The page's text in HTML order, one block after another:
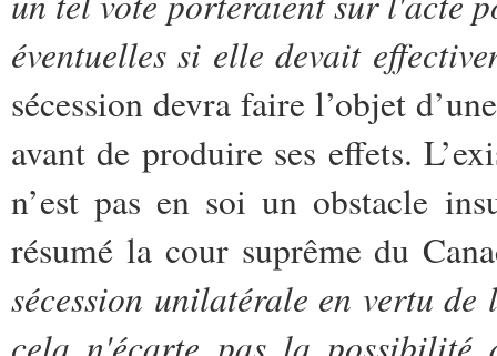
éventuelles si elle devait
sécession devra faire l’objet
avant de produire ses effets.
n’est pas en soi un obstacle
résumé la cour suprême du
sécession unilatérale en vertu
cela n'écarte pas la possibilité